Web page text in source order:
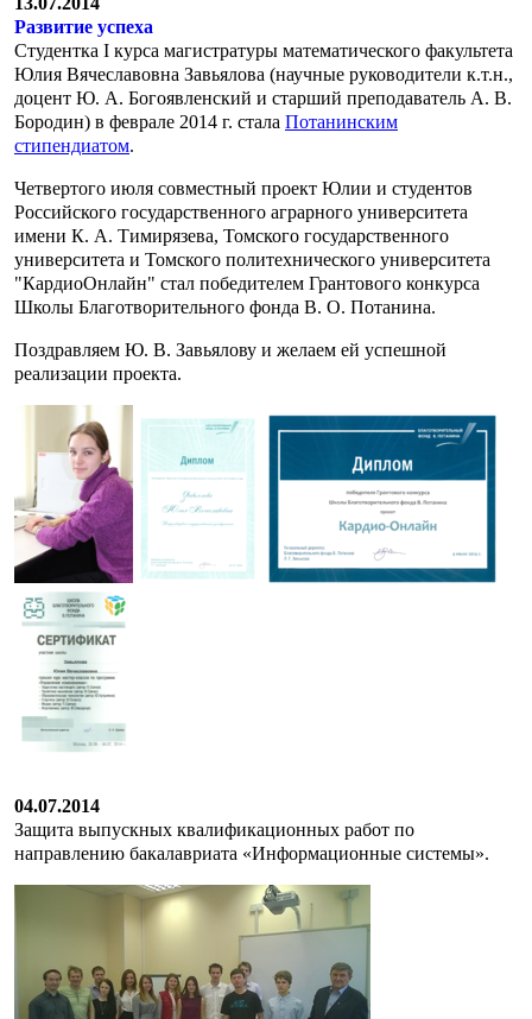
Развитие успеха
Студентка I курса магистратуры математического факультета
Юлия Вячеславовна Завьялова (научные руководители к.т.н.,
доцент Ю. А. Богоявленский и старший преподаватель А. В.
Бородин) в феврале 2014 г. стала Потанинским
стипендиатом.
Четвертого июля совместный проект Юлии и студентов
Российского государственного аграрного университета
имени К. А. Тимирязева, Томского государственного
университета и Томского политехнического университета
"КардиоОнлайн" стал победителем Грантового конкурса
Школы Благотворительного фонда В. О. Потанина.
Поздравляем Ю. В. Завьялову и желаем ей успешной
реализации проекта.
04.07.2014
Защита выпускных квалификационных работ по
направлению бакалавриата «Информационные системы».